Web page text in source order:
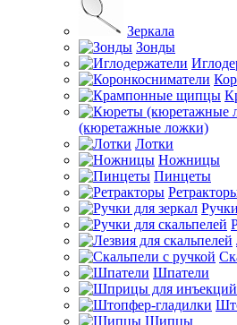
Зеркала
Зонды
(кюретажные ложки)
Лотки
Ножницы
Пинцеты
Шпатели
Щипцы